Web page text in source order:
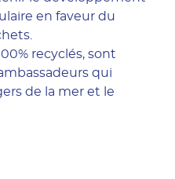
en faveur du
recyclés, sont
qui
de la mer et le